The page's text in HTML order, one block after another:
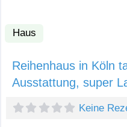
Haus
Reihenhaus in Köln
Ausstattung, super
Keine